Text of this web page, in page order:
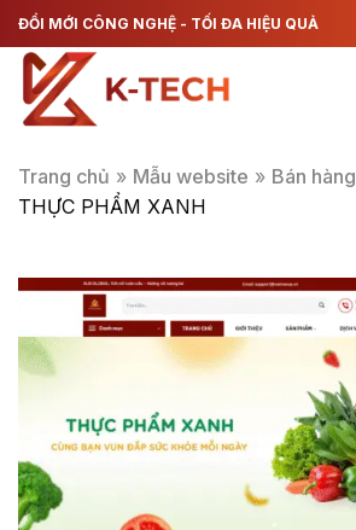
Chuyển
đến
dung
ĐỔI MỚI CÔNG NGHỆ - TỐI ĐA HIỆU QUẢ
Trang chủ » Mẫu website » Bán hàng
THỰC PHẨM XANH